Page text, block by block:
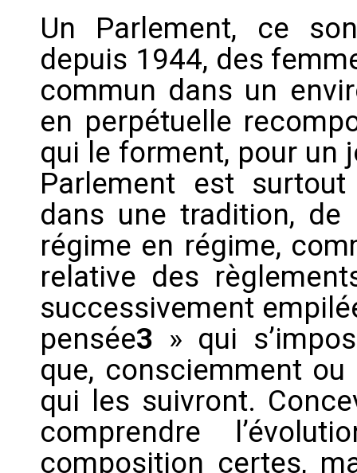
Un Parlement, ce
depuis 1944, des
commun dans un
en perpétuelle
qui le forment, pour un
Parlement est
dans une tradition, de
régime en régime,
relative des
successivement
pensée3 » qui
que, consciemment
qui les suivront.
comprendre
composition certes,